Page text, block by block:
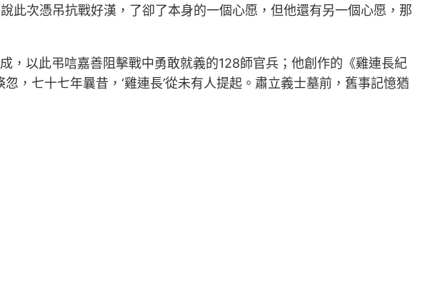
此次憑吊抗戰好漢，了卻了本身的一個心愿，但他還有另一個心愿，那
，以此弔唁嘉善阻擊戰中勇敢就義的128師官兵；他創作的《雞連長紀
，七十七年曩昔，‘雞連長’從未有人提起。肅立義士墓前，舊事記憶猶